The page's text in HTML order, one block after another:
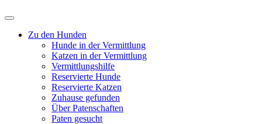
Zu den Hunden
Hunde in der Vermittlung
Katzen in der Vermittlung
Vermittlungshilfe
Reservierte Hunde
Reservierte Katzen
Zuhause gefunden
Über Patenschaften
Paten gesucht